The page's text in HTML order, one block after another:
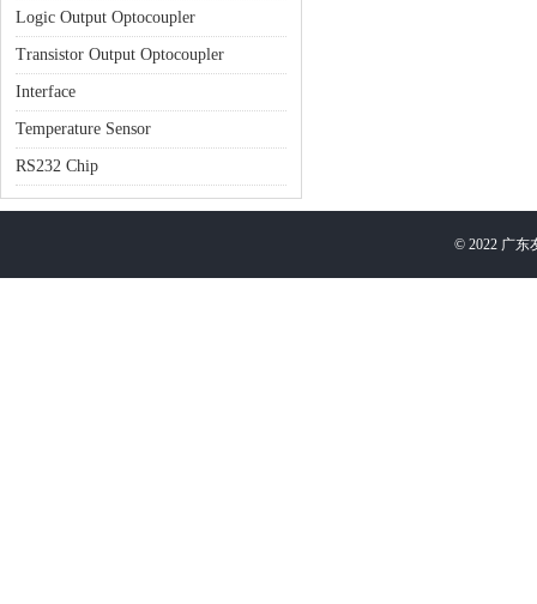
Logic Output Optocoupler
Transistor Output Optocoupler
Interface
Temperature Sensor
RS232 Chip
© 2022 广东